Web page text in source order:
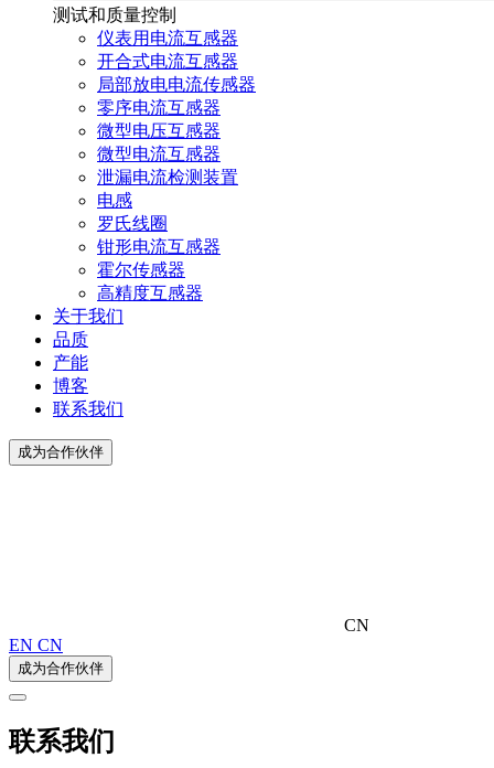
测试和质量控制
仪表用电流互感器
开合式电流互感器
局部放电电流传感器
零序电流互感器
微型电压互感器
微型电流互感器
泄漏电流检测装置
电感
罗氏线圈
钳形电流互感器
霍尔传感器
高精度互感器
关于我们
品质
产能
博客
联系我们
成为合作伙伴
CN
EN CN
成为合作伙伴
联系我们